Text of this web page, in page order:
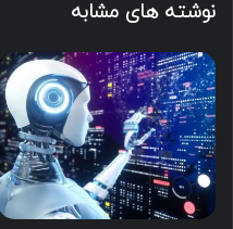
نوشته های مشابه